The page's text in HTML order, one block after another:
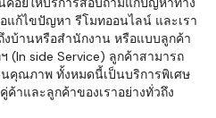
แก้ไขปัญหา รีโมทออนไลน์ และเรา
งบ้านหรือสำนักงาน หรือแบบลูกค้า
(In side Service) ลูกค้าสามารถ
คุณภาพ ทั้งหมดนี้เป็นบริการพิเศษ
าและลูกค้าของเราอย่างทั่วถึง